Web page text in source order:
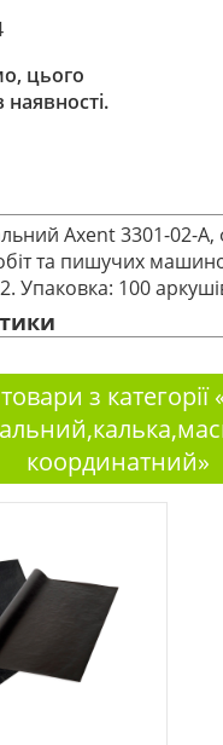
цього
Axent 3301-02-
та пишучих
Упаковка: 100
з категорії
координатний»